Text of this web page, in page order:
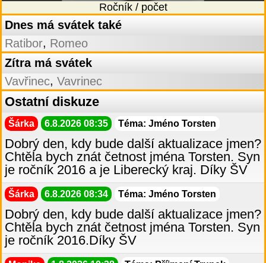
Ročník / počet
Dnes má svátek také
Ratibor, Romeo
Zítra má svátek
Vavřinec, Vavrinec
Ostatní diskuze
Šárka 6.8.2026 08:35 Téma: Jméno Torsten
Dobrý den, kdy bude další aktualizace jmen?
Chtěla bych znát četnost jména Torsten. Syn
je ročník 2016 a je Liberecký kraj. Díky ŠV
Šárka 6.8.2026 08:34 Téma: Jméno Torsten
Dobrý den, kdy bude další aktualizace jmen?
Chtěla bych znát četnost jména Torsten. Syn
je ročník 2016.Díky ŠV